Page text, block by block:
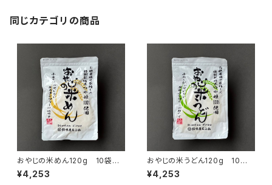
同じカテゴリの商品
おやじの米めん120g 10袋入
り
¥4,253
おやじの米うどん120g 10袋
入り
¥4,253